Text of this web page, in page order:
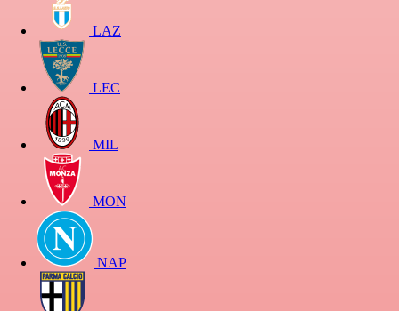
LAZ
LEC
MIL
MON
NAP